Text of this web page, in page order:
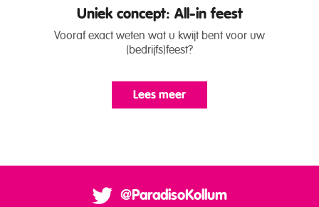
Uniek concept: All-in feest
Vooraf exact weten wat u kwijt bent voor uw
(bedrijfs)feest?
Lees meer
@ParadisoKollum